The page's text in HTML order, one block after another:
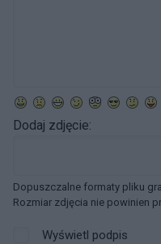
Dodaj zdjęcie:
Dopuszczalne formaty pliku
Rozmiar zdjęcia nie powinien
Wyświetl podpis